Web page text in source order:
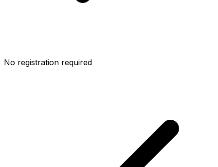
No registration required